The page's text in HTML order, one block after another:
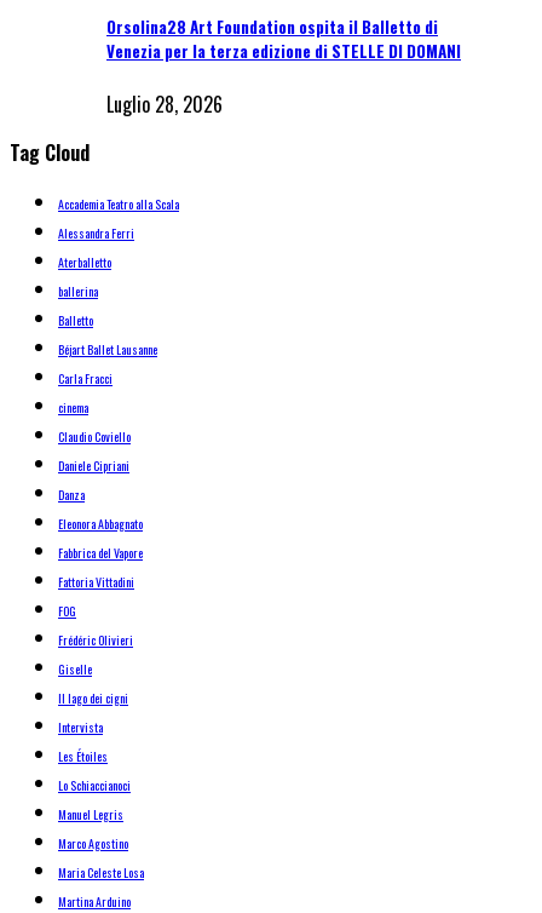
Orsolina28 Art Foundation ospita il Balletto di
Venezia per la terza edizione di STELLE DI DOMANI
Luglio 28, 2026
Tag Cloud
Accademia Teatro alla Scala
Alessandra Ferri
Aterballetto
ballerina
Balletto
Béjart Ballet Lausanne
Carla Fracci
cinema
Claudio Coviello
Daniele Cipriani
Danza
Eleonora Abbagnato
Fabbrica del Vapore
Fattoria Vittadini
FOG
Frédéric Olivieri
Giselle
Il lago dei cigni
Intervista
Les Étoiles
Lo Schiaccianoci
Manuel Legris
Marco Agostino
Maria Celeste Losa
Martina Arduino